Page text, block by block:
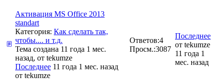
Активация MS Office 2013
standart
Категория: Как сделать так,
чтобы.... и т.д.
Тема создана 11 года 1 мес.
назад, от tekumze
Последнее 11 года 1 мес. назад
от tekumze
Ответов:4
Просм.:3087
Последнее
от tekumze
11 года 1
мес. назад